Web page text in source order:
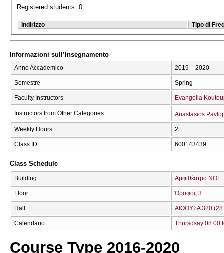
Registered students: 0
Indirizzo Tipo di
Informazioni sull’Insegnamento
Anno Accademico 2019 – 2020
Semestre Spring
Faculty Instructors Evangelia
Instructors from Other Categories Anastasios
Weekly Hours 2
Class ID 600143439
Class Schedule
Building Αμφιθέατρο ΝΟΕ
Floor Όροφος 3
Hall ΑΙΘΟΥΣΑ 320
Calendario Thursdsay 08:00
Course Type 2016-2020